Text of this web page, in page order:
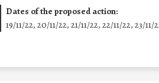
Dates of the proposed action:
19/11/22, 20/11/22, 21/11/22, 22/11/22, 23/